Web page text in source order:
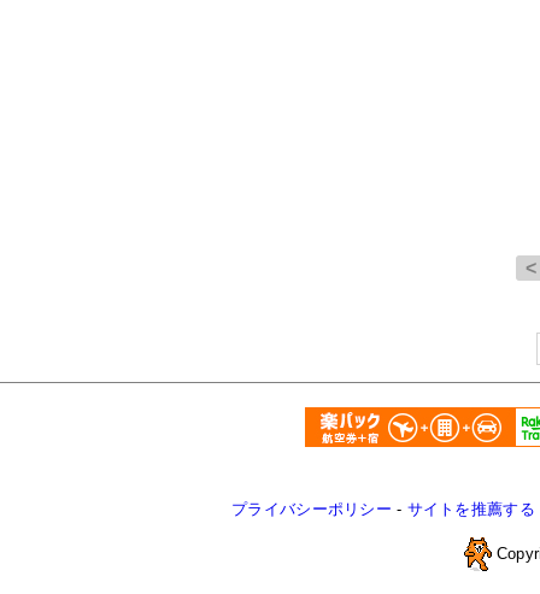
プライバシーポリシー - サイトを推薦する